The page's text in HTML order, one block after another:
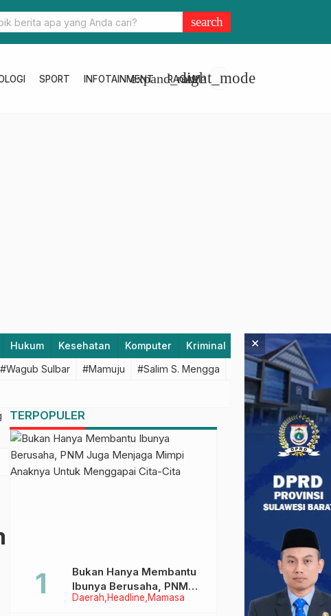
Paripurna DPRD Sahkan RPJMD Sulbar 2025-2029 Jadi Perda
search
SPORT INFOTAINMENT RAGAM
expand_morelight_mode
Hukum Kesehatan Komputer Kriminal Lifestyle
#Wagub Sulbar #Mamuju #Salim S. Mengga #featured #Polda
TERPOPULER
Daerah Headline Mamasa
Bukan Hanya Membantu
Ibunya Berusaha, PNM
Juga Menjaga Mimpi
×